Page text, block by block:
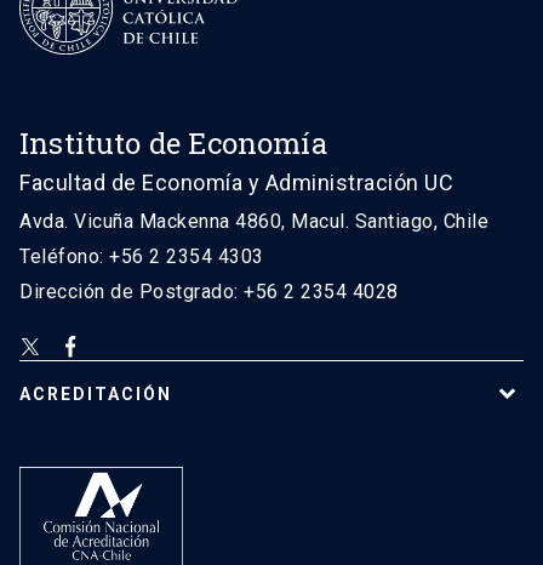
Instituto de Economía
Facultad de Economía y Administración UC
Avda. Vicuña Mackenna 4860, Macul. Santiago, Chile
Teléfono: +56 2 2354 4303
Dirección de Postgrado: +56 2 2354 4028
ACREDITACIÓN